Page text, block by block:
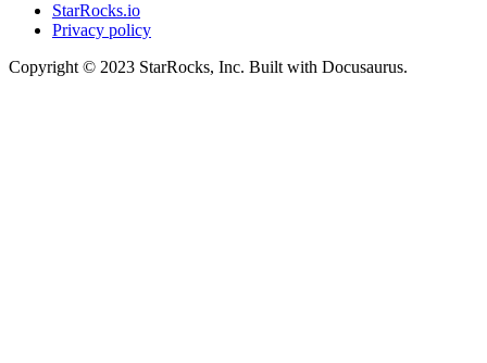
StarRocks.io
Privacy policy
Copyright © 2023 StarRocks, Inc. Built with Docusaurus.